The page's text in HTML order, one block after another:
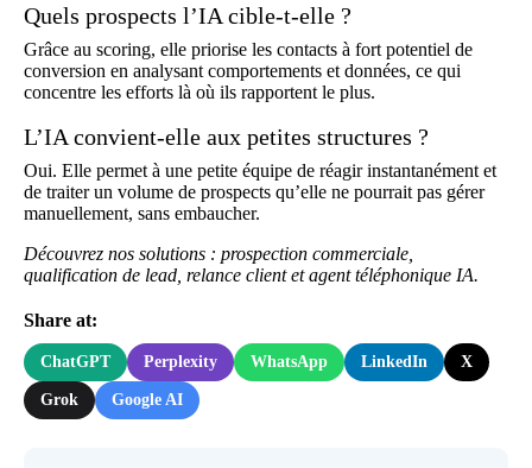
Quels prospects l’IA cible-t-elle ?
Grâce au scoring, elle priorise les contacts à fort potentiel de
conversion en analysant comportements et données, ce qui
concentre les efforts là où ils rapportent le plus.
L’IA convient-elle aux petites structures ?
Oui. Elle permet à une petite équipe de réagir instantanément et
de traiter un volume de prospects qu’elle ne pourrait pas gérer
manuellement, sans embaucher.
Découvrez nos solutions : prospection commerciale
qualification de lead relance clientetagent téléphonique IA.
Share at:
ChatGPT Perplexity WhatsApp LinkedIn X
Grok Google AI